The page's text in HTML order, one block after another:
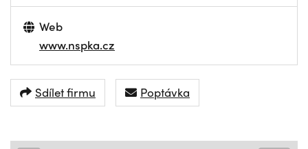
Web
www.nspka.cz
Sdílet firmu Poptávka